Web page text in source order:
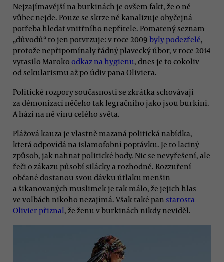
Nejzajímavější na burkinách je ovšem fakt, že o ně
vůbec nejde. Pouze se skrze ně kanalizuje obyčejná
potřeba hledat vnitřního nepřítele. Pomatený seznam
„důvodů“ to jen potvrzuje: v roce 2009 byly podezřelé,
protože nepřipomínaly řádný plavecký úbor, v roce 2014
vytasilo Maroko odkaz na hygienu, dnes je to cokoliv
od sekularismu až po údiv pana Oliviera.
Politické rozpory současnosti se zkrátka schovávají
za démonizací něčeho tak legračního jako jsou burkini.
A hází na ně vinu celého světa.
Plážová kauza je vlastně mazaná politická nabídka,
která odpovídá na islamofobní poptávku. Je to laciný
způsob, jak nahnat politické body. Nic se nevyřešení, ale
řeči o zákazu působí silácky a rozhodně. Rozzuření
občané dostanou svou dávku útlaku menšin
a šikanovaných muslimek je tak málo, že jejich hlas
ve volbách nikoho nezajímá. Však také pan starosta
Olivier přiznal, že ženu v burkinách nikdy neviděl.